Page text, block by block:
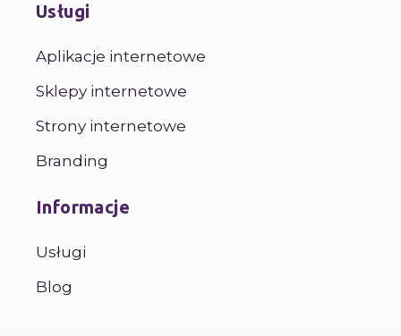
Usługi
Aplikacje internetowe
Sklepy internetowe
Strony internetowe
Branding
Informacje
Usługi
Blog